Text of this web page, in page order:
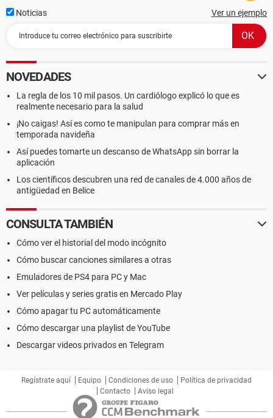
Noticias Ver un ejemplo
NOVEDADES
La regla de los 10 mil pasos. Un cardiólogo explicó lo que es
realmente necesario para la salud
¡No caigas! Así es como te manipulan para comprar más en
temporada navideña
Así puedes tomarte un descanso de WhatsApp sin borrar la
aplicación
Los científicos descubren una red de canales de 4.000 años de
antigüedad en Belice
CONSULTA TAMBIÉN
Cómo ver el historial del modo incógnito
Cómo buscar canciones similares a otras
Emuladores de PS4 para PC y Mac
Ver películas y series gratis en Mercado Play
Cómo apagar tu PC automáticamente
Cómo descargar una playlist de YouTube
Descargar videos privados en Telegram
Regístrate aquí Equipo Condiciones de uso
Política de privacidad
Contacto
Aviso legal